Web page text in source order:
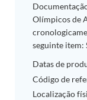
Olímpicos de
seguinte item:
Datas de
Código de
Localização